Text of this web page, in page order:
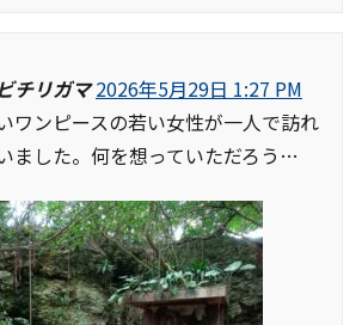
チリガマ 2026年5月29日 1:27 PM
ワンピースの若い女性が一人で訪れ
ました。何を想っていただろう…